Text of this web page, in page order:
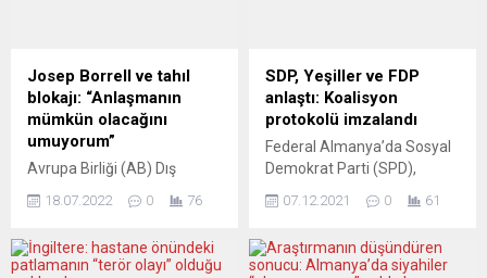
Josep Borrell ve tahıl
blokajı: “Anlaşmanın
mümkün olacağını
umuyorum”
Avrupa Birliği (AB) Dış
Yüksek Temsilcisi Josep
diğer limanlar üzerindeki
18.07.2022 0 76
SDP, Yeşiller ve FDP
anlaştı: Koalisyon
protokolü imzalandı
Federal Almanya’da Sosyal
Demokrat Parti (SPD),
Partinin (FDP) yeni koalisyon
üzerinde anlaştığı koalisyon
07.12.2021 0 61